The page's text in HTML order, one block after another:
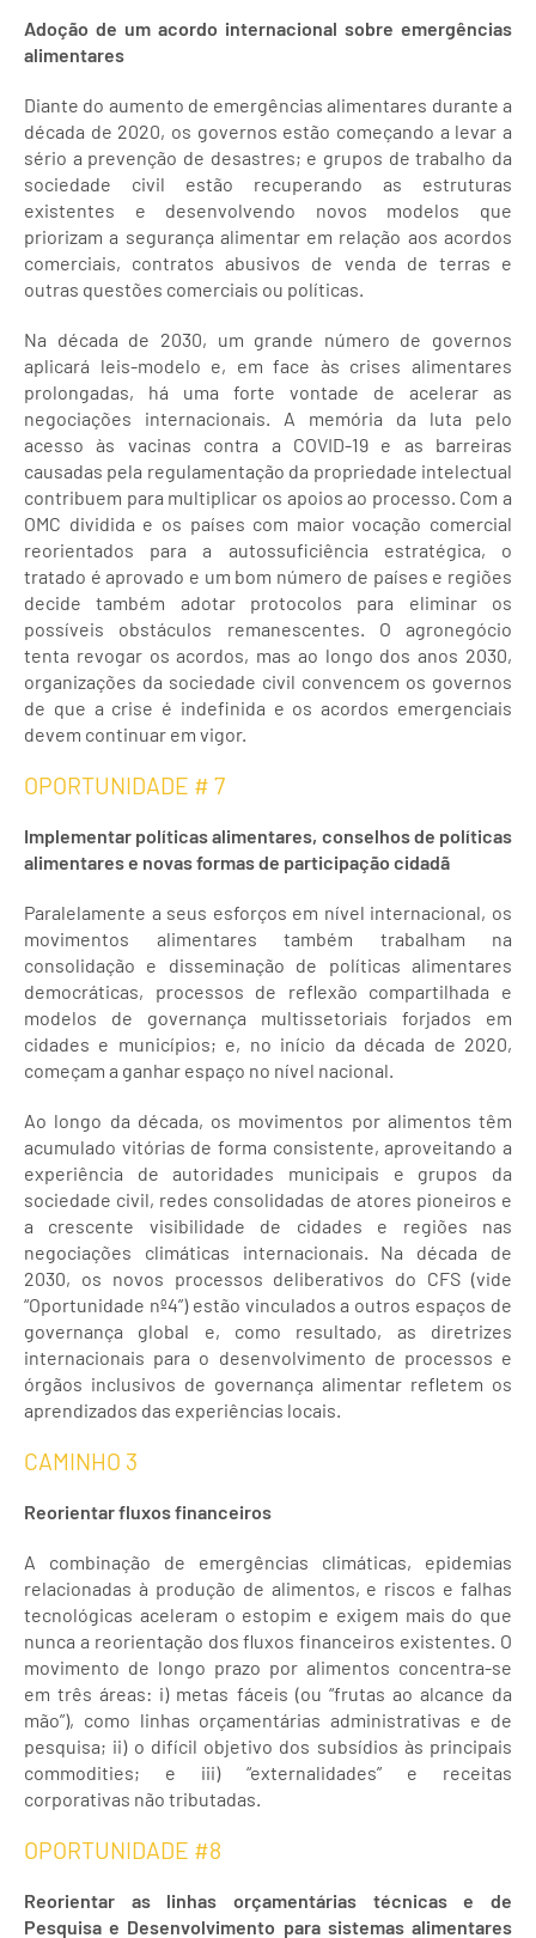
Adoção de um acordo internacional sobre emergências
alimentares
Diante do aumento de emergências alimentares durante a
década de 2020, os governos estão começando a levar a
sério a prevenção de desastres; e grupos de trabalho da
sociedade civil estão recuperando as estruturas
existentes e desenvolvendo novos modelos que
priorizam a segurança alimentar em relação aos acordos
comerciais, contratos abusivos de venda de terras e
outras questões comerciais ou políticas.
Na década de 2030, um grande número de governos
aplicará leis-modelo e, em face às crises alimentares
prolongadas, há uma forte vontade de acelerar as
negociações internacionais. A memória da luta pelo
acesso às vacinas contra a COVID-19 e as barreiras
causadas pela regulamentação da propriedade intelectual
contribuem para multiplicar os apoios ao processo. Com a
OMC dividida e os países com maior vocação comercial
reorientados para a autossuficiência estratégica, o
tratado é aprovado e um bom número de países e regiões
decide também adotar protocolos para eliminar os
possíveis obstáculos remanescentes. O agronegócio
tenta revogar os acordos, mas ao longo dos anos 2030,
organizações da sociedade civil convencem os governos
de que a crise é indefinida e os acordos emergenciais
devem continuar em vigor.
OPORTUNIDADE # 7
Implementar políticas alimentares, conselhos de políticas
alimentares e novas formas de participação cidadã
Paralelamente a seus esforços em nível internacional, os
movimentos alimentares também trabalham na
consolidação e disseminação de políticas alimentares
democráticas, processos de reflexão compartilhada e
modelos de governança multissetoriais forjados em
cidades e municípios; e, no início da década de 2020,
começam a ganhar espaço no nível nacional.
Ao longo da década, os movimentos por alimentos têm
acumulado vitórias de forma consistente, aproveitando a
experiência de autoridades municipais e grupos da
sociedade civil, redes consolidadas de atores pioneiros e
a crescente visibilidade de cidades e regiões nas
negociações climáticas internacionais. Na década de
2030, os novos processos deliberativos do CFS (vide
“Oportunidade nº4”) estão vinculados a outros espaços de
governança global e, como resultado, as diretrizes
internacionais para o desenvolvimento de processos e
órgãos inclusivos de governança alimentar refletem os
aprendizados das experiências locais.
CAMINHO 3
Reorientar fluxos financeiros
A combinação de emergências climáticas, epidemias
relacionadas à produção de alimentos, e riscos e falhas
tecnológicas aceleram o estopim e exigem mais do que
nunca a reorientação dos fluxos financeiros existentes. O
movimento de longo prazo por alimentos concentra-se
em três áreas: i) metas fáceis (ou “frutas ao alcance da
mão”), como linhas orçamentárias administrativas e de
pesquisa; ii) o difícil objetivo dos subsídios às principais
commodities; e iii) “externalidades” e receitas
corporativas não tributadas.
OPORTUNIDADE #8
Reorientar as linhas orçamentárias técnicas e de
Pesquisa e Desenvolvimento para sistemas alimentares